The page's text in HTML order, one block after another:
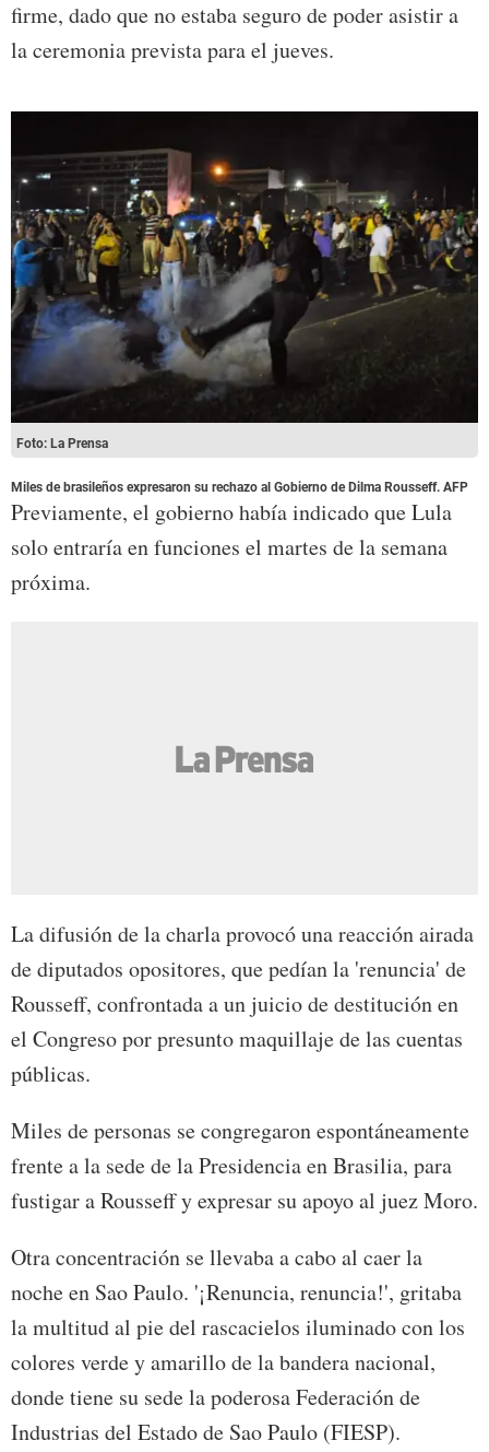
firme, dado que no estaba seguro de poder asistir a
la ceremonia prevista para el jueves.
Foto: La Prensa
Miles de brasileños expresaron su rechazo al Gobierno de Dilma Rousseff. AFP
Previamente, el gobierno había indicado que Lula
solo entraría en funciones el martes de la semana
próxima.
La difusión de la charla provocó una reacción airada
de diputados opositores, que pedían la 'renuncia' de
Rousseff, confrontada a un juicio de destitución en
el Congreso por presunto maquillaje de las cuentas
públicas.
Miles de personas se congregaron espontáneamente
frente a la sede de la Presidencia en Brasilia, para
fustigar a Rousseff y expresar su apoyo al juez Moro.
Otra concentración se llevaba a cabo al caer la
noche en Sao Paulo. '¡Renuncia, renuncia!', gritaba
la multitud al pie del rascacielos iluminado con los
colores verde y amarillo de la bandera nacional,
donde tiene su sede la poderosa Federación de
Industrias del Estado de Sao Paulo (FIESP).